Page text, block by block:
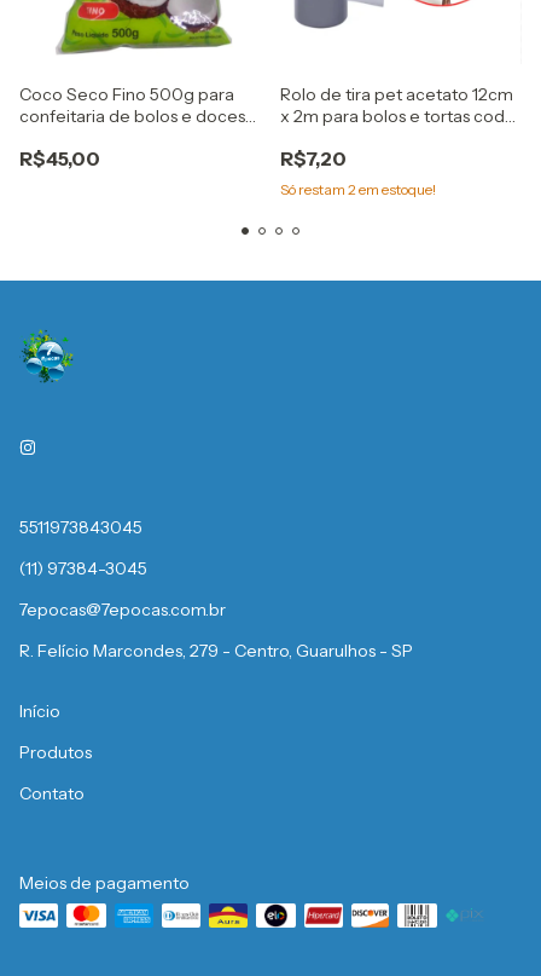
Coco Seco Fino 500g para
confeitaria de bolos e doces
R$45,00
Rolo de tira pet acetato 12cm
x 2m para bolos e tortas cod
R$7,20
Só restam 2em estoque!
5511973843045
(11) 97384-3045
7epocas@7epocas.com.br
R. Felício Marcondes, 279 - Centro, Guarulhos - SP
Início
Produtos
Contato
Meios de pagamento